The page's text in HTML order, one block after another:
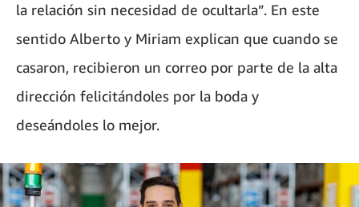
la relación sin necesidad de ocultarla”. En este
sentido Alberto y Miriam explican que cuando se
casaron, recibieron un correo por parte de la alta
dirección felicitándoles por la boda y
deseándoles lo mejor.